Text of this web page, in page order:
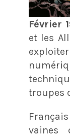
Février
et les
troupes
vaines